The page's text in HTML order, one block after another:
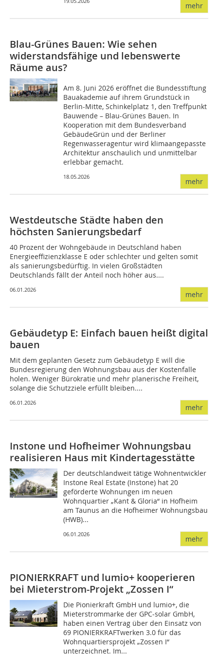
mehr
Blau-Grünes Bauen: Wie sehen
widerstandsfähige und lebenswerte
Räume aus?
Am 8. Juni 2026 eröffnet die Bundesstiftung
Bauakademie auf ihrem Grundstück in
Berlin-Mitte, Schinkelplatz 1, den Treffpunkt
Bauwende – Blau-Grünes Bauen. In
Kooperation mit dem Bundesverband
GebäudeGrün und der Berliner
Regenwasseragentur wird klimaangepasste
Architektur anschaulich und unmittelbar
erlebbar gemacht.
18.05.2026
mehr
Westdeutsche Städte haben den
höchsten Sanierungsbedarf
40 Prozent der Wohngebäude in Deutschland haben
Energieeffizienzklasse E oder schlechter und gelten somit
als sanierungsbedürftig. In vielen Großstädten
Deutschlands fällt der Anteil noch höher aus....
06.01.2026
mehr
Gebäudetyp E: Einfach bauen heißt digital
bauen
Mit dem geplanten Gesetz zum Gebäudetyp E will die
Bundesregierung den Wohnungsbau aus der Kostenfalle
holen. Weniger Bürokratie und mehr planerische Freiheit,
solange die Schutzziele erfüllt bleiben....
06.01.2026
mehr
Instone und Hofheimer Wohnungsbau
realisieren Haus mit Kindertagesstätte
Der deutschlandweit tätige Wohnentwickler
Instone Real Estate (Instone) hat 20
geförderte Wohnungen im neuen
Wohnquartier „Kant & Gloria“ in Hofheim
am Taunus an die Hofheimer Wohnungsbau
(HWB)...
06.01.2026
mehr
PIONIERKRAFT und lumio+ kooperieren
bei Mieterstrom-Projekt „Zossen I“
Die Pionierkraft GmbH und lumio+, die
Mieterstrommarke der GPC-solar GmbH,
haben einen Vertrag über den Einsatz von
69 PIONIERKRAFTwerken 3.0 für das
Wohnquartiersprojekt „Zossen I“
unterzeichnet. Im...